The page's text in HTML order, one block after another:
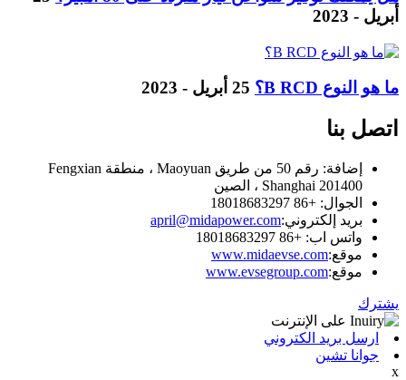
أبريل - 2023
ما هو النوع B RCD؟ 25 أبريل - 2023
اتصل بنا
إضافة: رقم 50 من طريق Maoyuan ، منطقة Fengxian
Shanghai 201400 ، الصين
الجوال: +86 18018683297
بريد إلكتروني:april@midapower.com
واتس اب: +86 18018683297
موقع:www.midaevse.com
موقع:www.evsegroup.com
يشترك
ارسل بريد الكتروني
جوانا تشين
x